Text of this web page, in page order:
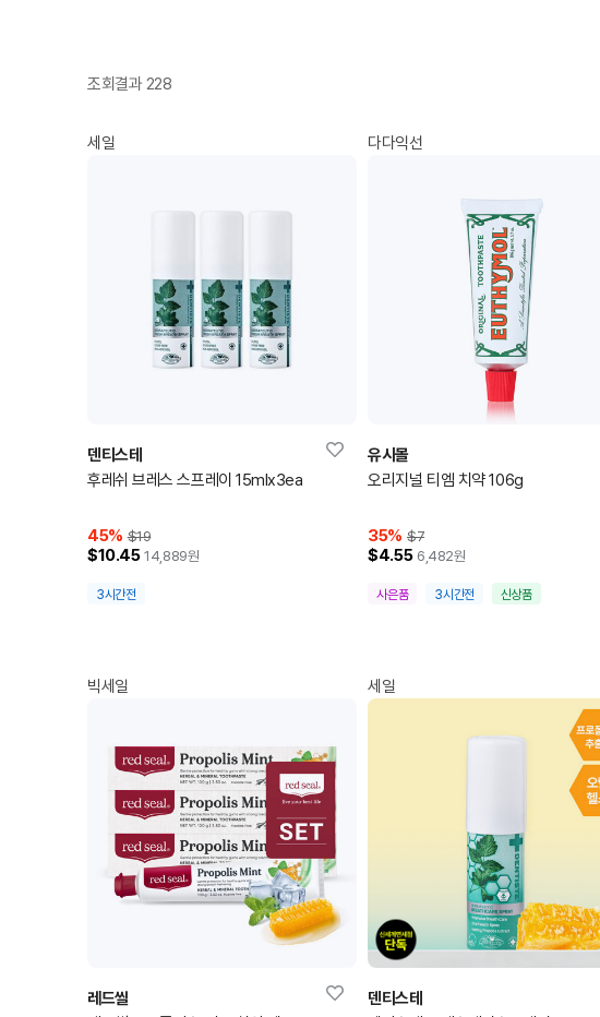
조회결과 228
세일
덴티스테
후레쉬 브레스 스프레이 15mlx3ea
45% $19
$10.45 14,889원
3시간전
다다익선
유시몰
오리지널 티엠 치약 106g
35% $7
$4.55 6,482원
사은품 3시간전 신상품
빅세일
레드씰
세일
덴티스테